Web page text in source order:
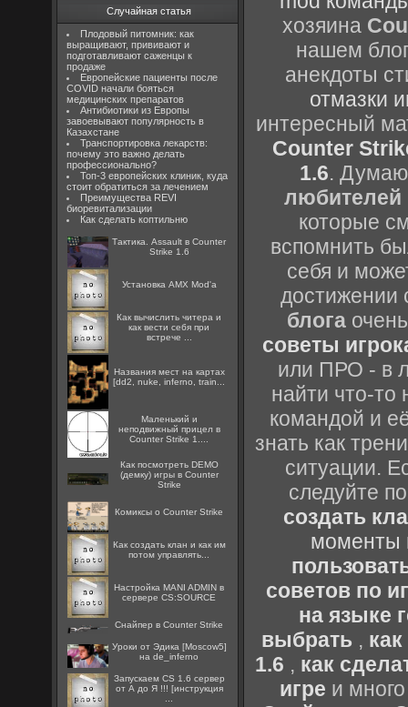
Случайная статья
Плодовый питомник: как
выращивают, прививают и
подготавливают саженцы к
продаже
Европейские пациенты после
COVID начали бояться
медицинских препаратов
Антибиотики из Европы
завоевывают популярность в
Казахстане
Транспортировка лекарств:
почему это важно делать
профессионально?
Топ-3 европейских клиник, куда
стоит обратиться за лечением
Преимущества REVI
биоревитализации
Как сделать коптильню
Тактика. Assault в Counter
Strike 1.6
Установка AMX Mod'a
Как вычислить читера и
как вести себя при
встрече ...
Названия мест на картах
[dd2, nuke, inferno, train...
Маленький и
неподвижный прицел в
Counter Strike 1....
Как посмотреть DEMO
(демку) игры в Counter
Strike
Комиксы о Counter Strike
Как создать клан и как им
потом управлять...
Настройка MANI ADMIN в
сервере CS:SOURCE
Снайпер в Counter Strike
Уроки от Эдика [Moscow5]
на de_inferno
Запускаем CS 1.6 сервер
от А до Я !!! [инструкция
хозяина
нашем
анекдоты
отмазки
интересный
Counter
1.6. Думаю
любителей
которые
вспомнить
себя и
достижении
блога
советы
или ПРО - в
найти что-то
командой и
знать как
ситуации.
следуйте
создать
моменты
советов по
на языке
выбрать ,
1.6 , как
игре и